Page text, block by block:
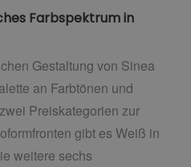
Farbspektrum in
Gestaltung von Sinea
an Farbtönen und
Preiskategorien zur
gibt es Weiß in
weitere sechs